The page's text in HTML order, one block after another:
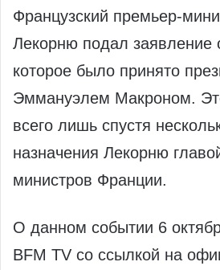
Французский премьер-
Лекорню подал заявление
которое было принято
Эммануэлем Макроном.
всего лишь спустя
назначения Лекорню
министров Франции.
О данном событии 6
BFM TV со ссылкой на